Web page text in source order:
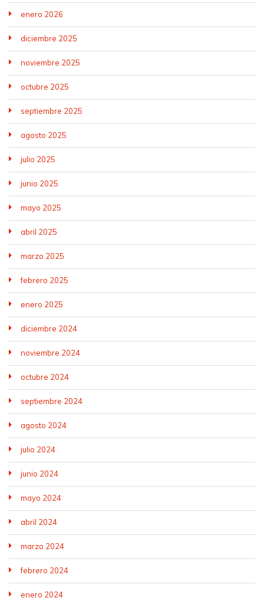
enero 2026
diciembre 2025
noviembre 2025
octubre 2025
septiembre 2025
agosto 2025
julio 2025
junio 2025
mayo 2025
abril 2025
marzo 2025
febrero 2025
enero 2025
diciembre 2024
noviembre 2024
octubre 2024
septiembre 2024
agosto 2024
julio 2024
junio 2024
mayo 2024
abril 2024
marzo 2024
febrero 2024
enero 2024